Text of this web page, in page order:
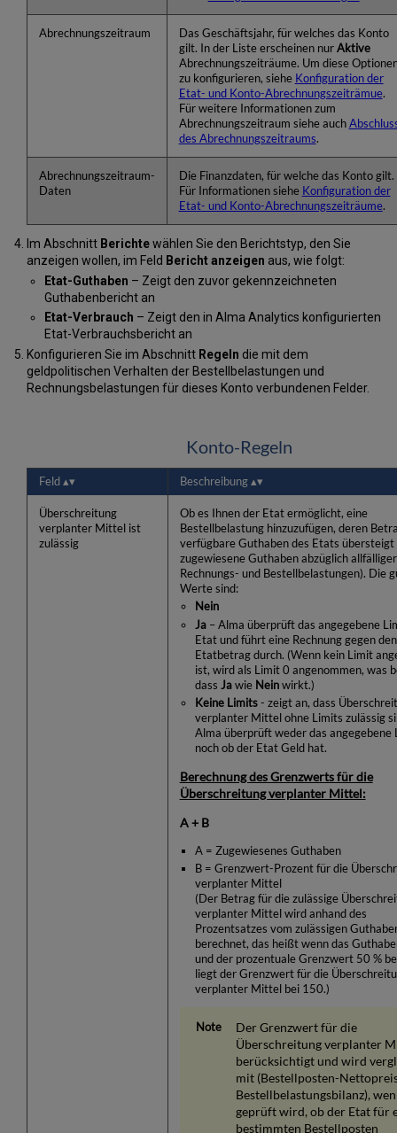
Abrechnungszeitraum
Das Geschäftsjahr, für welches das Konto
gilt. In der Liste erscheinen nur Aktive
Abrechnungszeiträume. Um diese
zu konfigurieren, siehe Konfiguration der
Etat- und Konto-Abrechnungszeiträmue.
Für weitere Informationen zum
Abrechnungszeitraum siehe auch
des Abrechnungszeitraums.
Abrechnungszeitraum-
Daten
Die Finanzdaten, für welche das Konto gilt.
Für Informationen siehe Konfiguration der
Etat- und Konto-Abrechnungszeiträume.
Im Abschnitt Berichtewählen Sie den Berichtstyp, den Sie
anzeigen wollen, im Feld Bericht anzeigen aus, wie folgt:
Etat-Guthaben – Zeigt den zuvor gekennzeichneten
Guthabenbericht an
Etat-Verbrauch – Zeigt den in Alma Analytics konfigurierten
Etat-Verbrauchsbericht an
Konfigurieren Sie im Abschnitt Regeln die mit dem
geldpolitischen Verhalten der Bestellbelastungen und
Rechnungsbelastungen für dieses Konto verbundenen Felder.
Konto-Regeln
Feld Beschreibung
Überschreitung
verplanter Mittel ist
zulässig
Ob es Ihnen der Etat ermöglicht, eine
Bestellbelastung hinzuzufügen, deren
verfügbare Guthaben des Etats übersteigt
zugewiesene Guthaben abzüglich allfälliger
Rechnungs- und Bestellbelastungen). Die
Werte sind:
Nein
Ja – Alma überprüft das angegebene
Etat und führt eine Rechnung gegen den
Etatbetrag durch. (Wenn kein Limit
ist, wird als Limit 0 angenommen, was
dass Ja wie Nein wirkt.)
Keine Limits- zeigt an, dass
verplanter Mittel ohne Limits zulässig
Alma überprüft weder das angegebene
noch ob der Etat Geld hat.
Berechnung des Grenzwerts für die
Überschreitung verplanter Mittel:
A + B
A = Zugewiesenes Guthaben
B = Grenzwert-Prozent für die
verplanter Mittel
(Der Betrag für die zulässige
verplanter Mittel wird anhand des
Prozentsatzes vom zulässigen
berechnet, das heißt wenn das
und der prozentuale Grenzwert 50 %
liegt der Grenzwert für die
verplanter Mittel bei 150.)
Der Grenzwert für die
Überschreitung verplanter
berücksichtigt und wird
mit (Bestellposten-
Bestellbelastungsbilanz),
geprüft wird, ob der Etat für
bestimmten Bestellposten